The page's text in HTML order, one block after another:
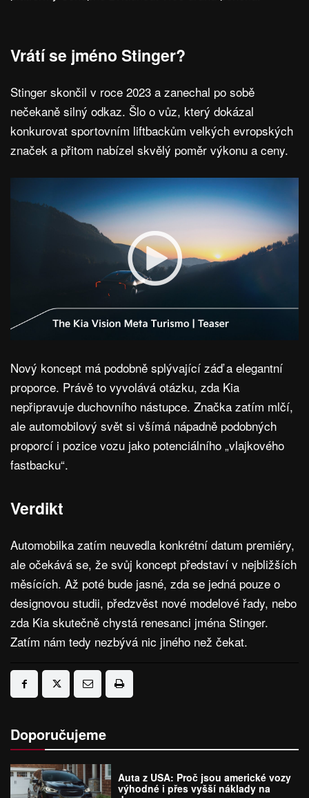
Vrátí se jméno Stinger?
Stinger skončil v roce 2023 a zanechal po sobě
nečekaně silný odkaz. Šlo o vůz, který dokázal
konkurovat sportovním liftbackům velkých evropských
značek a přitom nabízel skvělý poměr výkonu a ceny.
Nový koncept má podobně splývající záď a elegantní
proporce. Právě to vyvolává otázku, zda Kia
nepřipravuje duchovního nástupce. Značka zatím mlčí,
ale automobilový svět si všímá nápadně podobných
proporcí i pozice vozu jako potenciálního „vlajkového
fastbacku“.
Verdikt
Automobilka zatím neuvedla konkrétní datum premiéry,
ale očekává se, že svůj koncept představí v nejbližších
měsících. Až poté bude jasné, zda se jedná pouze o
designovou studii, předzvěst nové modelové řady, nebo
zda Kia skutečně chystá renesanci jména Stinger.
Zatím nám tedy nezbývá nic jiného než čekat.
Doporučujeme
Auta z USA: Proč jsou americké vozy
výhodné i přes vyšší náklady na